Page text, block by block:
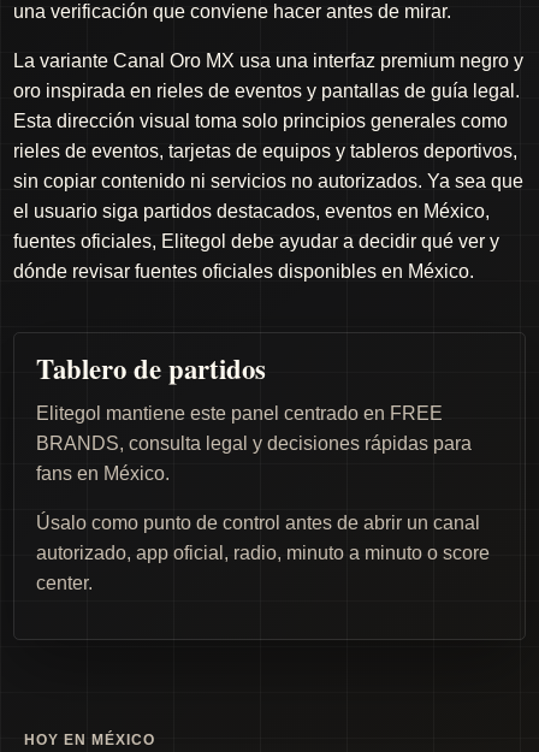
una verificación que conviene hacer antes de mirar.
La variante Canal Oro MX usa una interfaz premium negro y
oro inspirada en rieles de eventos y pantallas de guía legal.
Esta dirección visual toma solo principios generales como
rieles de eventos, tarjetas de equipos y tableros deportivos,
sin copiar contenido ni servicios no autorizados. Ya sea que
el usuario siga partidos destacados, eventos en México,
fuentes oficiales, Elitegol debe ayudar a decidir qué ver y
dónde revisar fuentes oficiales disponibles en México.
Tablero de partidos
Elitegol mantiene este panel centrado en FREE
BRANDS, consulta legal y decisiones rápidas para
fans en México.
Úsalo como punto de control antes de abrir un canal
autorizado, app oficial, radio, minuto a minuto o score
center.
HOY EN MÉXICO